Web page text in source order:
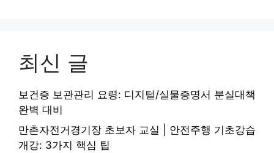
최신 글
보건증 보관관리 요령: 디지털/실물증명서 분실대책
완벽 대비
만촌자전거경기장 초보자 교실 | 안전주행 기초강습
개강: 3가지 핵심 팁